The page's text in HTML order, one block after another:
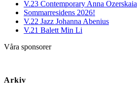
V.23 Contemporary Anna Ozerskaia
Sommarresidens 2026!
V.22 Jazz Johanna Abenius
V.21 Balett Min Li
Våra sponsorer
Arkiv